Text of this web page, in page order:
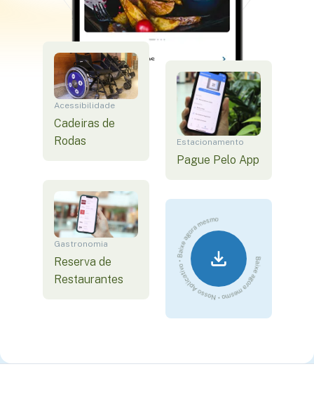
Acessibilidade
Cadeiras de
Rodas
Estacionamento
Pague Pelo App
Gastronomia
Reserva de
Restaurantes